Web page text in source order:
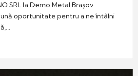
SRL la Demo Metal Brașov
oportunitate pentru a ne întâlni